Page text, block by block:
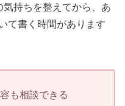
気持ちを整えてから、あ
て書く時間があります
も相談できる